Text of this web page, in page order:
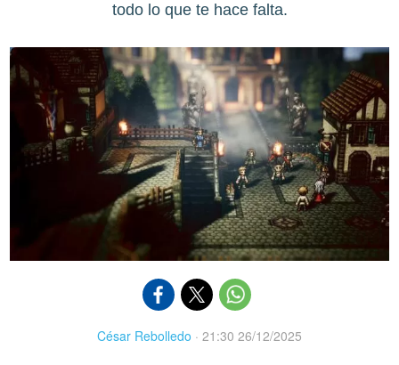
todo lo que te hace falta.
César Rebolledo · 21:30 26/12/2025